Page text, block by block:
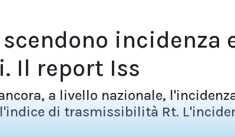
scendono incidenza
Il report Iss
a livello nazionale,
l'indice di trasmissibilità Rt.